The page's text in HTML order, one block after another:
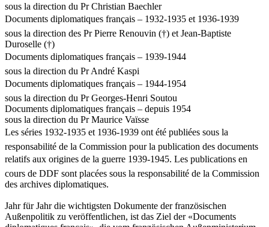
sous la direction du Pr Christian Baechler
Documents diplomatiques français – 1932-1935 et 1936-1939
sous la direction des Pr Pierre Renouvin (†) et Jean-Baptiste
Duroselle (†)
Documents diplomatiques français – 1939-1944
sous la direction du Pr André Kaspi
Documents diplomatiques français – 1944-1954
sous la direction du Pr Georges-Henri Soutou
Documents diplomatiques français – depuis 1954
sous la direction du Pr Maurice Vaïsse
Les séries 1932-1935 et 1936-1939 ont été publiées sous la
responsabilité de la Commission pour la publication des documents
relatifs aux origines de la guerre 1939-1945. Les publications en
cours de DDF sont placées sous la responsabilité de la Commission
des archives diplomatiques.
Jahr für Jahr die wichtigsten Dokumente der französischen
Außenpolitik zu veröffentlichen, ist das Ziel der «Documents